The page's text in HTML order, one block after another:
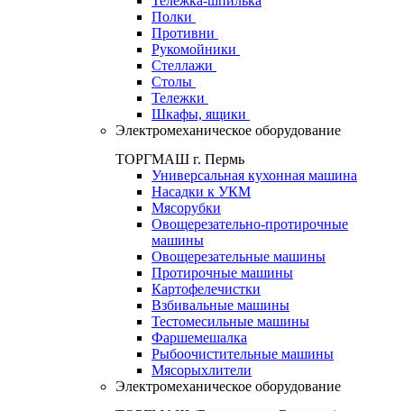
Полки
Противни
Рукомойники
Стеллажи
Столы
Тележки
Шкафы, ящики
Электромеханическое оборудование
ТОРГМАШ г. Пермь
Универсальная кухонная машина
Насадки к УКМ
Мясорубки
Овощерезательно-протирочные
машины
Овощерезательные машины
Протирочные машины
Картофелечистки
Взбивальные машины
Тестомесильные машины
Фаршемешалка
Рыбоочистительные машины
Мясорыхлители
Электромеханическое оборудование